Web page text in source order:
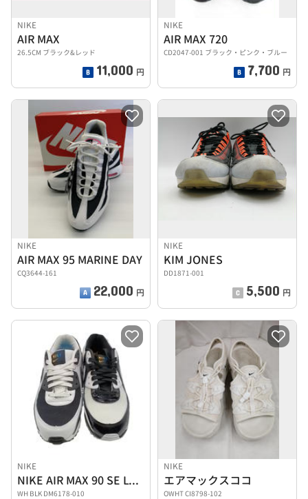
NIKE
AIR MAX
26.5CM ブラック&レッド
11,000 円
NIKE
AIR MAX 720
CD2047-001 ブラック・ピンク・ブルー
7,700 円
NIKE
AIR MAX 95 MARINE DAY
CQ3644-161
22,000 円
NIKE
KIM JONES
DD1871-001
5,500 円
NIKE
NIKE AIR MAX 90 SE LUCHA LIBRE
WH BLK DM6178-010
NIKE
エアマックスココ
OWHT CI8798-102